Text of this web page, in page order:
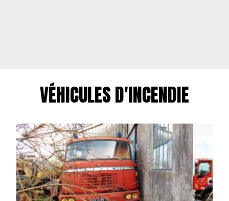
VÉHICULES D'INCENDIE